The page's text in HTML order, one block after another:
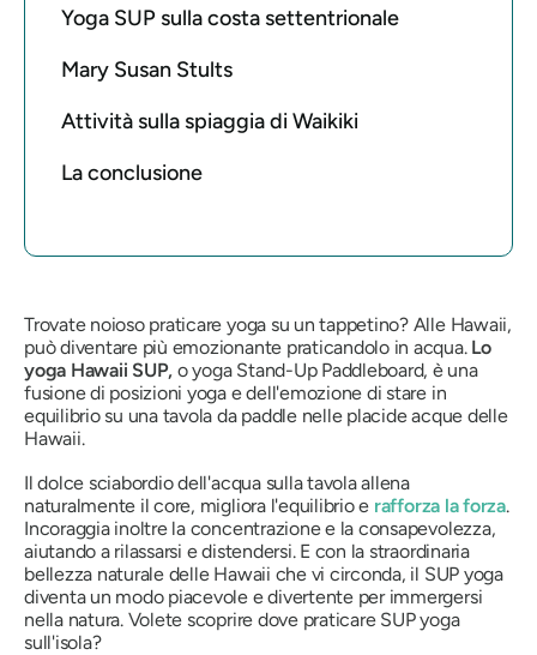
Yoga SUP sulla costa settentrionale
Mary Susan Stults
Attività sulla spiaggia di Waikiki
La conclusione
Trovate noioso praticare yoga su un tappetino? Alle Hawaii,
può diventare più emozionante praticandolo in acqua. Lo
yoga Hawaii SUP, o yoga Stand-Up Paddleboard, è una
fusione di posizioni yoga e dell'emozione di stare in
equilibrio su una tavola da paddle nelle placide acque delle
Hawaii.
Il dolce sciabordio dell'acqua sulla tavola allena
naturalmente il core, migliora l'equilibrio e rafforza la forza.
Incoraggia inoltre la concentrazione e la consapevolezza,
aiutando a rilassarsi e distendersi. E con la straordinaria
bellezza naturale delle Hawaii che vi circonda, il SUP yoga
diventa un modo piacevole e divertente per immergersi
nella natura. Volete scoprire dove praticare SUP yoga
sull'isola?